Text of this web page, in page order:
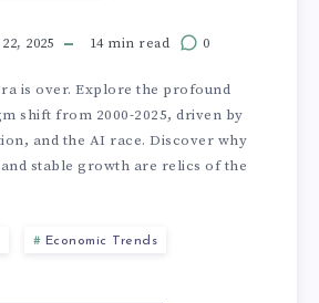
2025 14 min read 0
is over. Explore the profound
shift from 2000-2025, driven by
and the AI race. Discover why
stable growth are relics of the
Economic Trends